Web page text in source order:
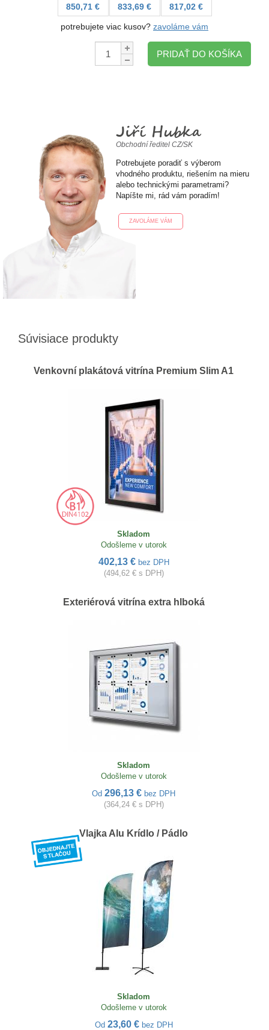
850,71 € 833,69 € 817,02 €
potrebujete viac kusov? zavoláme vám
Množstvo:
PRIDAŤ DO KOŠÍKA
Jiří Hubka
Obchodní ředitel CZ/SK
Potrebujete poradiť s výberom
vhodného produktu, riešením na mieru
alebo technickými parametrami?
Napíšte mi, rád vám poradím!
ZAVOLÁME VÁM
Súvisiace produkty
Venkovní plakátová vitrína Premium Slim A1
Skladom
Odošleme v utorok
402,13 € bez DPH
(494,62 € s DPH)
Exteriérová vitrína extra hlboká
Skladom
Odošleme v utorok
Od 296,13 € bez DPH
(364,24 € s DPH)
Vlajka Alu Krídlo / Pádlo
Skladom
Odošleme v utorok
Od 23,60 € bez DPH